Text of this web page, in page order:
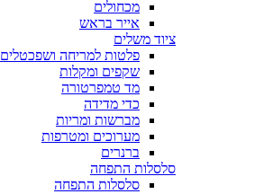
מכחולים
אייר בראש
ציוד משלים
פלטות למריחה ושפכטלים
שקפים ומקלות
מד טמפרטורה
כדי מדידה
מברשות ומריות
מערוכים ומטרפות
ברנרים
סלסלות התפחה
סלסלות התפחה